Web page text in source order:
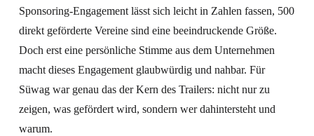
Sponsoring-Engagement lässt sich leicht in Zahlen fassen, 500
direkt geförderte Vereine sind eine beeindruckende Größe.
Doch erst eine persönliche Stimme aus dem Unternehmen
macht dieses Engagement glaubwürdig und nahbar. Für
Süwag war genau das der Kern des Trailers: nicht nur zu
zeigen, was gefördert wird, sondern wer dahintersteht und
warum.